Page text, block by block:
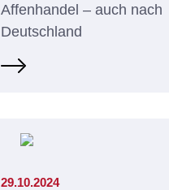
Affenhandel – auch nach
Deutschland
29.10.2024